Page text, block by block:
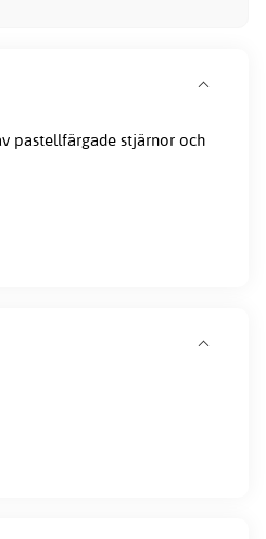
pastellfärgade stjärnor och